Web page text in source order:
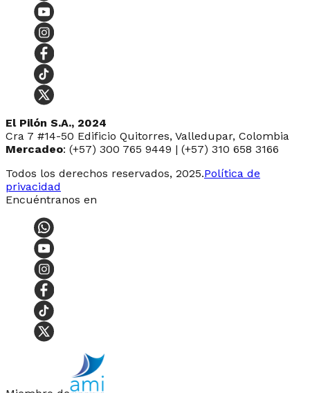
El Pilón S.A., 2024
Cra 7 #14-50 Edificio Quitorres, Valledupar, Colombia
Mercadeo: (+57) 300 765 9449 | (+57) 310 658 3166
Todos los derechos reservados, 2025.Política de
privacidad
Encuéntranos en